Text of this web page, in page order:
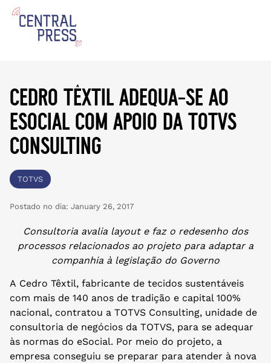
​cedro têxtil adequa-se ao
esocial com apoio da totvs
consulting
TOTVS
Postado no dia: January 26, 2017
Consultoria avalia layout e faz o redesenho dos
processos relacionados ao projeto para adaptar a
companhia à legislação do Governo
A Cedro Têxtil, fabricante de tecidos sustentáveis
com mais de 140 anos de tradição e capital 100%
nacional, contratou a TOTVS Consulting, unidade de
consultoria de negócios da TOTVS, para se adequar
às normas do eSocial. Por meio do projeto, a
empresa conseguiu se preparar para atender à nova